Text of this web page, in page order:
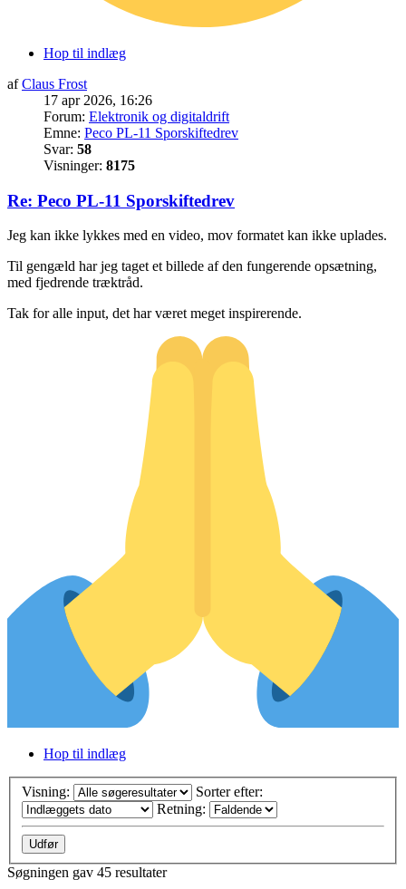
Hop til indlæg
afClaus Frost
17 apr 2026, 16:26
Forum: Elektronik og digitaldrift
Emne: Peco PL-11 Sporskiftedrev
Svar: 58
Visninger: 8175
Re: Peco PL-11 Sporskiftedrev
Jeg kan ikke lykkes med en video, mov formatet kan ikke uplades.
Til gengæld har jeg taget et billede af den fungerende opsætning,
med fjedrende træktråd.
Tak for alle input, det har været meget inspirerende.
Hop til indlæg
Visning:
Sorter efter:
Retning:
Søgningen gav 45 resultater